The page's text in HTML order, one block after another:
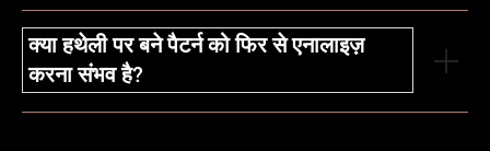
क्या हथेली पर बने पैटर्न को फिर से एनालाइज़
करना संभव है?